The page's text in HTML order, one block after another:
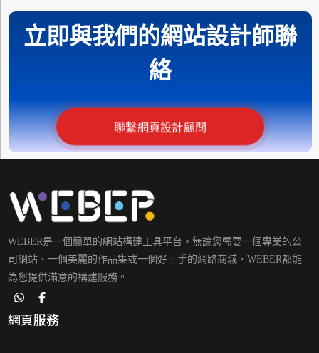
立即與我們的網站設計師聯
絡
聯繫網頁設計顧問
WEBER是一個簡單的網站構建工具平台。無論您需要一個專業的公
司網站、一個美麗的作品集或一個好上手的網路商城，WEBER都能
為您提供滿意的構建服務。
網頁服務